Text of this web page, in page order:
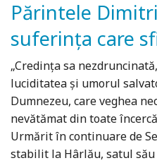
Părintele
suferința care
„Credinţa sa
luciditatea şi umorul
Dumnezeu, care veghea
nevătămat din toate
Urmărit în continuare de
stabilit la Hârlău, satul